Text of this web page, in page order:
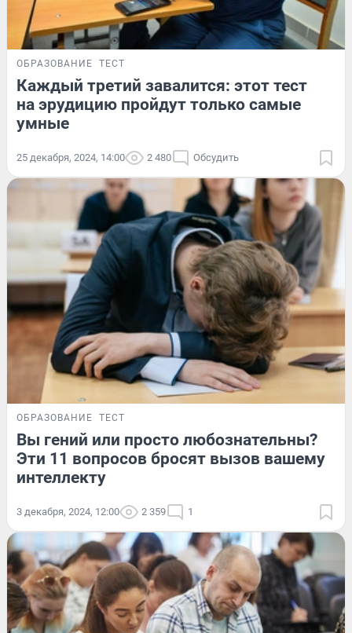
ОБРАЗОВАНИЕ ТЕСТ
Каждый третий завалится: этот тест
на эрудицию пройдут только самые
умные
25 декабря, 2024, 14:00 2 480 Обсудить
ОБРАЗОВАНИЕ ТЕСТ
Вы гений или просто любознательны?
Эти 11 вопросов бросят вызов вашему
интеллекту
3 декабря, 2024, 12:00 2 359 1